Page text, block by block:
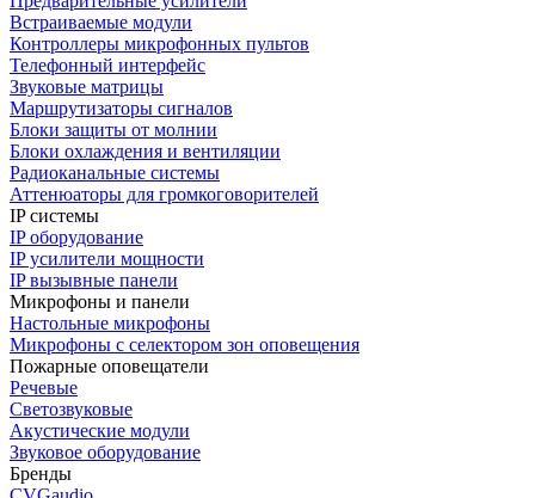
Встраиваемые модули
Контроллеры микрофонных пультов
Телефонный интерфейс
Звуковые матрицы
Маршрутизаторы сигналов
Блоки защиты от молнии
Блоки охлаждения и вентиляции
Радиоканальные системы
Аттенюаторы для громкоговорителей
IP системы
IP оборудование
IP усилители мощности
IP вызывные панели
Микрофоны и панели
Настольные микрофоны
Микрофоны с селектором зон оповещения
Пожарные оповещатели
Речевые
Светозвуковые
Акустические модули
Звуковое оборудование
Бренды